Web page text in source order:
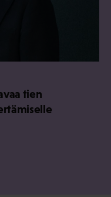
tien